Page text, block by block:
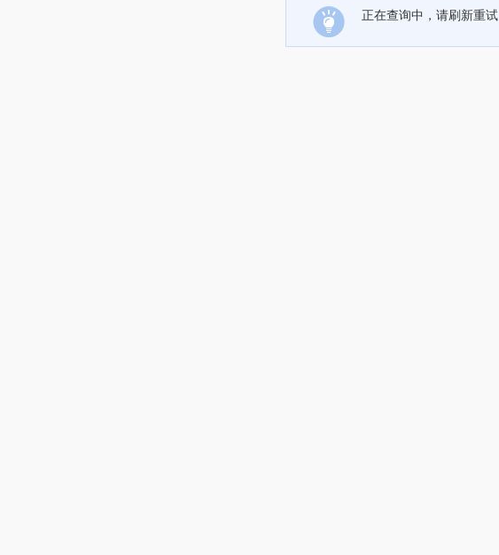
正在查询中，请刷新重试